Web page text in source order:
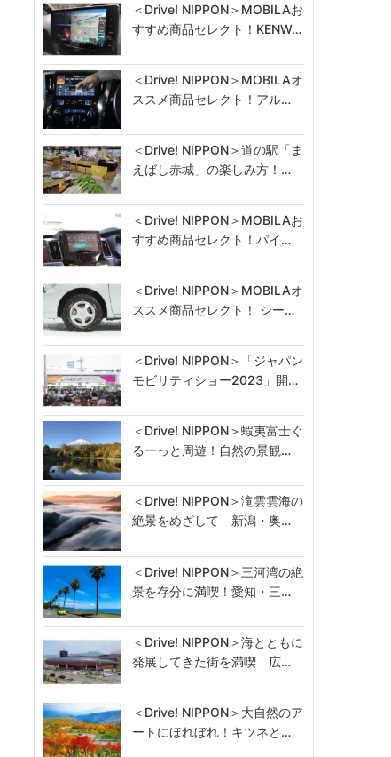
＜Drive! NIPPON＞MOBILAお
すすめ商品セレクト！KENW…
＜Drive! NIPPON＞MOBILAオ
ススメ商品セレクト！アル…
＜Drive! NIPPON＞道の駅「ま
えばし赤城」の楽しみ方！…
＜Drive! NIPPON＞MOBILAお
すすめ商品セレクト！パイ…
＜Drive! NIPPON＞MOBILAオ
ススメ商品セレクト！ シー…
＜Drive! NIPPON＞「ジャパン
モビリティショー2023」開…
＜Drive! NIPPON＞蝦夷富士ぐ
るーっと周遊！自然の景観…
＜Drive! NIPPON＞滝雲雲海の
絶景をめざして 新潟・奥…
＜Drive! NIPPON＞三河湾の絶
景を存分に満喫！愛知・三…
＜Drive! NIPPON＞海とともに
発展してきた街を満喫 広…
＜Drive! NIPPON＞大自然のア
ートにほれぼれ！キツネと…